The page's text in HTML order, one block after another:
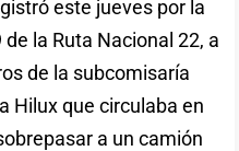
este jueves por la
la Ruta Nacional 22, a
de la subcomisaría
Hilux que circulaba en
a un camión